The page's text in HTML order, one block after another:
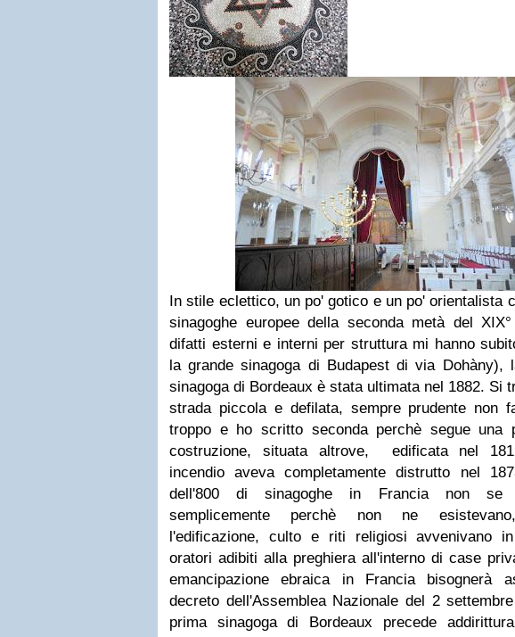
In stile eclettico, un po' gotico e un po' orientalista
sinagoghe europee della seconda metà del
difatti esterni e interni per struttura mi hanno
la grande sinagoga di Budapest di via Dohàny),
sinagoga di Bordeaux è stata ultimata nel 1882. Si
strada piccola e defilata, sempre prudente non
troppo e ho scritto seconda perchè segue una
costruzione, situata altrove, edificata nel
incendio aveva completamente distrutto nel
dell'800 di sinagoghe in Francia non se
semplicemente perchè non ne
l'edificazione, culto e riti religiosi avvenivano
oratori adibiti alla preghiera all'interno di case
emancipazione ebraica in Francia bisognerà
decreto dell'Assemblea Nazionale del 2
prima sinagoga di Bordeaux precede